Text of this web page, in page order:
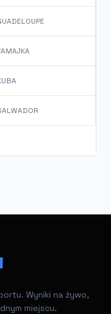
Wyniki na żywo,
miejscu.